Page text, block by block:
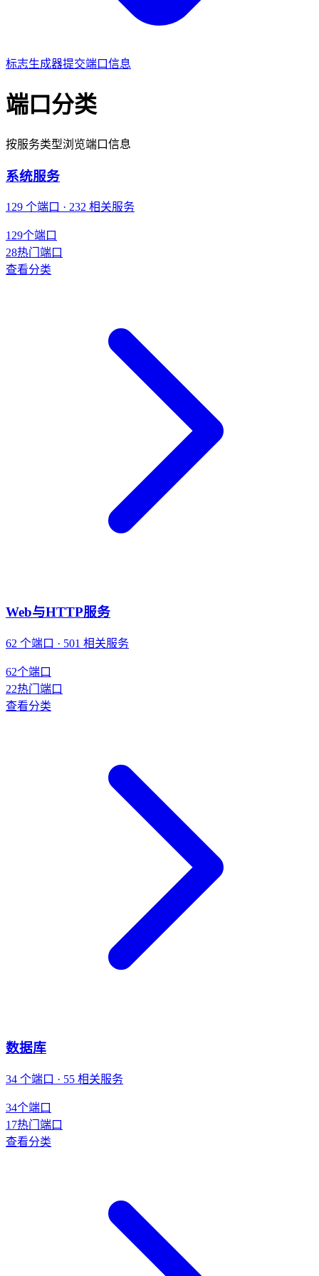
标志生成器提交端口信息
端口分类
按服务类型浏览端口信息
系统服务
129 个端口 · 232 相关服务
129个端口
28热门端口
查看分类
Web与HTTP服务
62 个端口 · 501 相关服务
62个端口
22热门端口
查看分类
数据库
34 个端口 · 55 相关服务
34个端口
17热门端口
查看分类